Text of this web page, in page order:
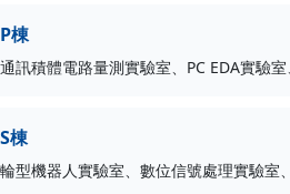
P棟
通訊積體電路量測實驗室、PC EDA實驗室
S棟
輪型機器人實驗室、數位信號處理實驗室